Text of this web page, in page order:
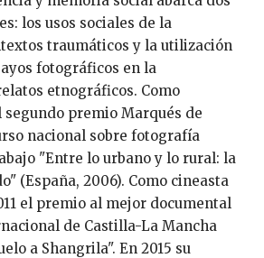
los usos sociales de la
traumáticos y la utilización
fotográficos en la
etnográficos. Como
premio Marqués de
nacional sobre fotografía
"Entre lo urbano y lo rural: la
(España, 2006). Como cineasta
el premio al mejor documental
de Castilla-La Mancha
a Shangrila". En 2015 su